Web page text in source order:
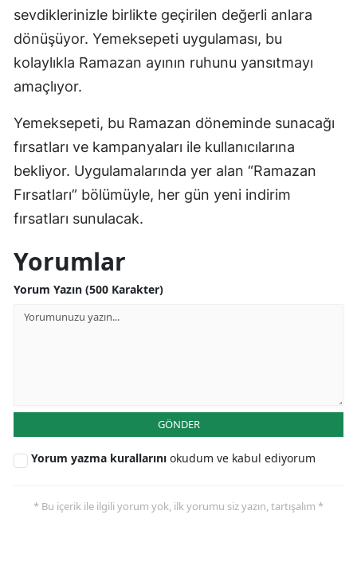
sevdiklerinizle birlikte geçirilen değerli anlara
dönüşüyor. Yemeksepeti uygulaması, bu
kolaylıkla Ramazan ayının ruhunu yansıtmayı
amaçlıyor.
Yemeksepeti, bu Ramazan döneminde sunacağı
fırsatları ve kampanyaları ile kullanıcılarına
bekliyor. Uygulamalarında yer alan “Ramazan
Fırsatları” bölümüyle, her gün yeni indirim
fırsatları sunulacak.
Yorumlar
Yorum Yazın (500 Karakter)
GÖNDER
Yorum yazma kurallarını okudum ve kabul ediyorum
* Bu içerik ile ilgili yorum yok, ilk yorumu siz yazın, tartışalım *